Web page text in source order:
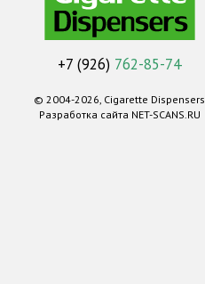
+7 (926) 762-85-74
© 2004-2026, Cigarette Dispensers
Разработка сайта NET-SCANS.RU